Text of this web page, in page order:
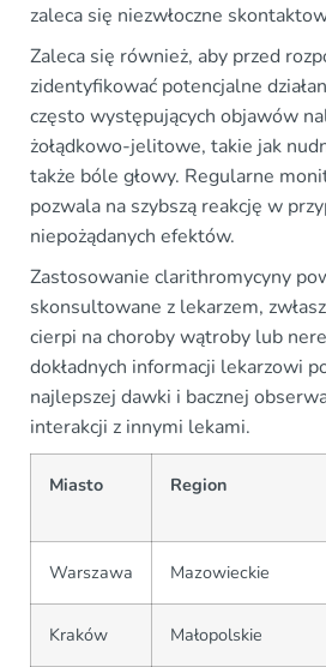
zaleca się niezwłoczne
Zaleca się również, aby przed
zidentyfikować potencjalne
często występujących objawów
żołądkowo-jelitowe, takie jak
także bóle głowy. Regularne
pozwala na szybszą reakcję w
niepożądanych efektów.
Zastosowanie clarithromycyny
skonsultowane z lekarzem,
cierpi na choroby wątroby lub
dokładnych informacji lekarzowi
najlepszej dawki i bacznej
interakcji z innymi lekami.
Miasto Region
Warszawa Mazowieckie
Kraków Małopolskie